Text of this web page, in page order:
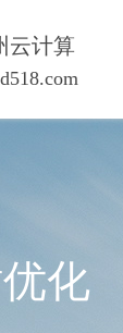
云计算
化